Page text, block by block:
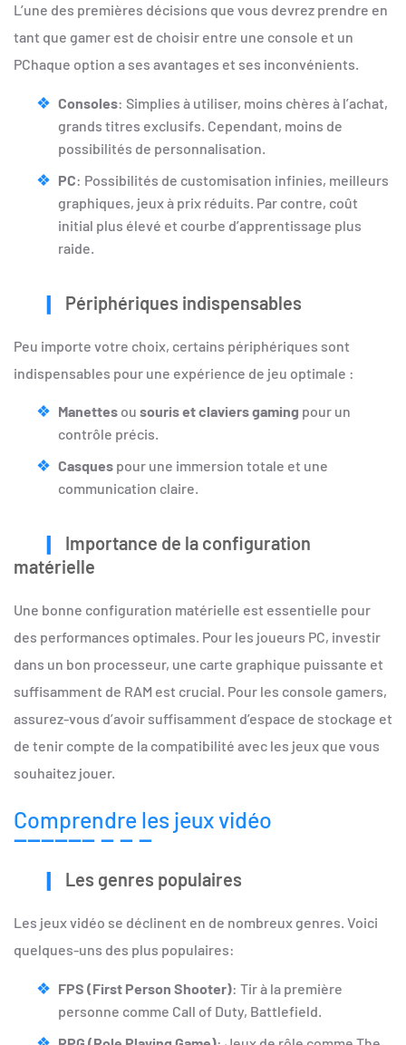
L’une des premières décisions que vous devrez prendre en
tant que gamer est de choisir entre une console et un
PChaque option a ses avantages et ses inconvénients.
Consoles: Simplies à utiliser, moins chères à l’achat,
grands titres exclusifs. Cependant, moins de
possibilités de personnalisation.
PC: Possibilités de customisation infinies, meilleurs
graphiques, jeux à prix réduits. Par contre, coût
initial plus élevé et courbe d’apprentissage plus
raide.
Périphériques indispensables
Peu importe votre choix, certains périphériques sont
indispensables pour une expérience de jeu optimale :
Manettes ou souris et claviers gaming pour un
contrôle précis.
Casques pour une immersion totale et une
communication claire.
Importance de la configuration
matérielle
Une bonne configuration matérielle est essentielle pour
des performances optimales. Pour les joueurs PC, investir
dans un bon processeur, une carte graphique puissante et
suffisamment de RAM est crucial. Pour les console gamers,
assurez-vous d’avoir suffisamment d’espace de stockage et
de tenir compte de la compatibilité avec les jeux que vous
souhaitez jouer.
Comprendre les jeux vidéo
Les genres populaires
Les jeux vidéo se déclinent en de nombreux genres. Voici
quelques-uns des plus populaires:
FPS (First Person Shooter): Tir à la première
personne comme Call of Duty, Battlefield.